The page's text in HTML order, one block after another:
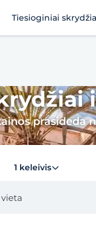
Tiesioginiai
prasideda
1 keleivis